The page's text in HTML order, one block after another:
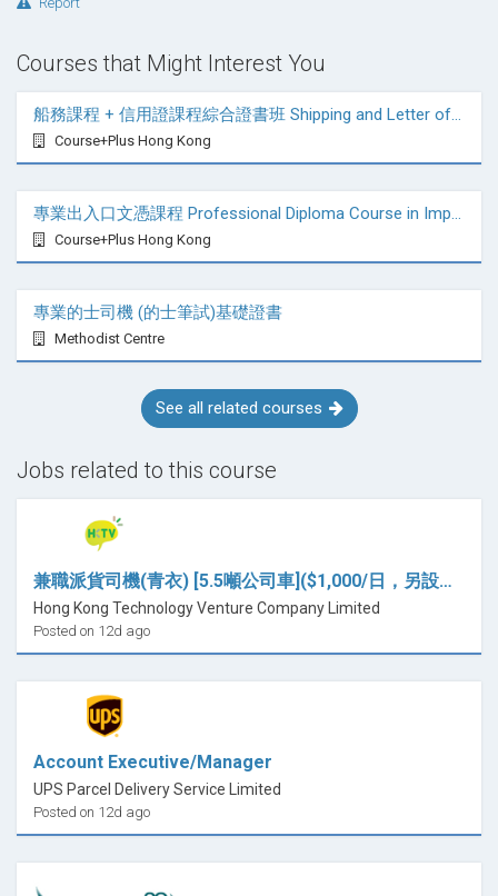
工作實習（於第二至第五學期進行）。
Courses that Might Interest You
船務課程 + 信用證課程綜合證書班 Shipping and Letter of Credit (LC) - Comprehensive Certificate Course
Course+Plus Hong Kong
專業出入口文憑課程 Professional Diploma Course in Import and Export Practice
Course+Plus Hong Kong
專業的士司機 (的士筆試)基礎證書
Methodist Centre
See all related courses
Jobs related to this course
兼職派貨司機(青衣) [5.5噸公司車]($1,000/日，另設訂單派送佣金)
Hong Kong Technology Venture Company Limited
Posted on 12d ago
Account Executive/Manager
UPS Parcel Delivery Service Limited
Posted on 12d ago